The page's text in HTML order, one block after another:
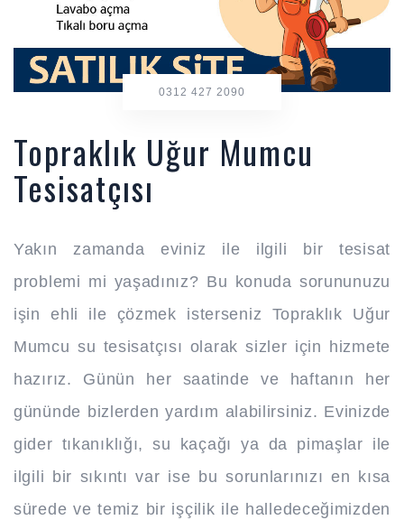
0312 427 2090
Topraklık Uğur Mumcu
Tesisatçısı
Yakın zamanda eviniz ile ilgili bir tesisat
problemi mi yaşadınız? Bu konuda sorununuzu
işin ehli ile çözmek isterseniz Topraklık Uğur
Mumcu su tesisatçısı olarak sizler için hizmete
hazırız. Günün her saatinde ve haftanın her
gününde bizlerden yardım alabilirsiniz. Evinizde
gider tıkanıklığı, su kaçağı ya da pimaşlar ile
ilgili bir sıkıntı var ise bu sorunlarınızı en kısa
sürede ve temiz bir işçilik ile halledeceğimizden